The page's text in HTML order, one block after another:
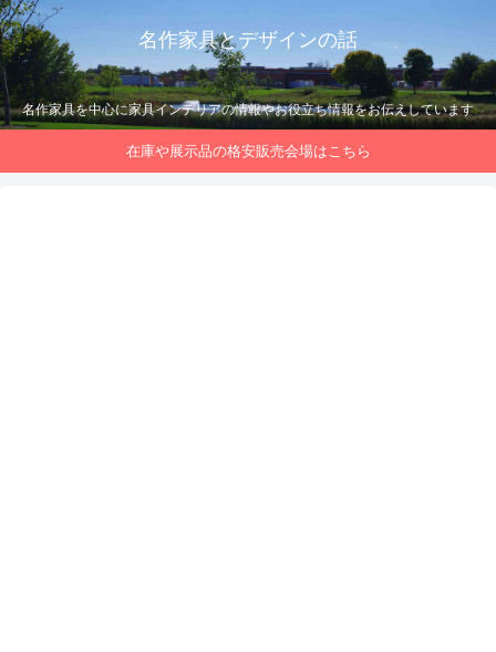
名作家具とデザインの話
名作家具を中心に家具インテリアの情報やお役立ち情報をお伝えしています
在庫や展示品の格安販売会場はこちら